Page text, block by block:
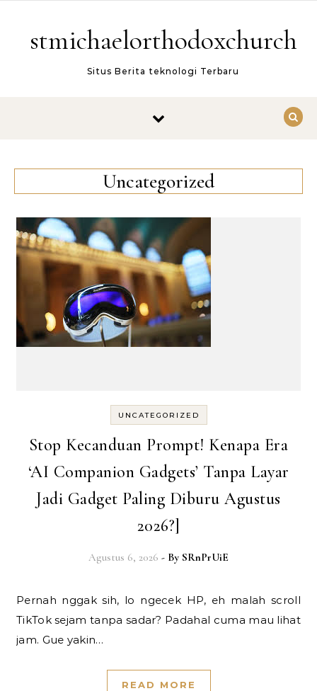
stmichaelorthodoxchurch
Situs Berita teknologi Terbaru
Uncategorized
UNCATEGORIZED
Stop Kecanduan Prompt! Kenapa Era
‘AI Companion Gadgets’ Tanpa Layar
Jadi Gadget Paling Diburu Agustus
2026?]
Agustus 6, 2026 - By SRnPrUiE
Pernah nggak sih, lo ngecek HP, eh malah scroll
TikTok sejam tanpa sadar? Padahal cuma mau lihat
jam. Gue yakin…
READ MORE